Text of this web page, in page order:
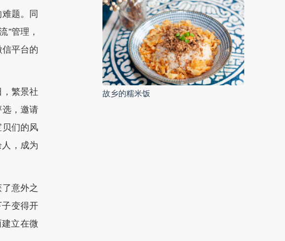
题。同
”管理，
平台的
繁景社
选，邀请
贝们的风
，成为
意外之
变得开
立在微
故乡的糯米饭